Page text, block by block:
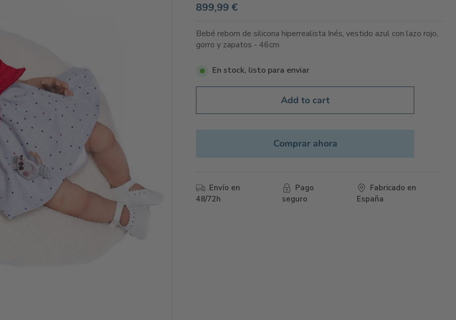
899,99 €
Bebé reborn de silicona hiperrealista Inés, vestido azul con lazo rojo,
gorro y zapatos - 46cm
En stock, listo para enviar
Add to cart
Comprar ahora
Envío en
48/72h
Pago
seguro
Fabricado en
España